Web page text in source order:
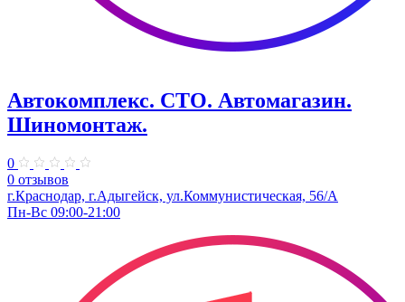
Автокомплекс. СТО. Автомагазин.
Шиномонтаж.
0
0 отзывов
г.Краснодар, г.Адыгейск, ул.Коммунистическая, 56/А
Пн-Вс 09:00-21:00